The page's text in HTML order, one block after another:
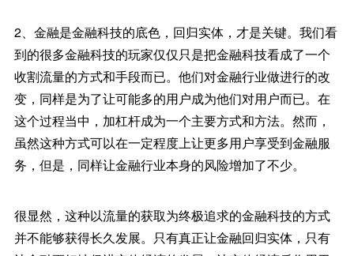
2、金融是金融科技的底色，回归实体，才是关键。我们看
到的很多金融科技的玩家仅仅只是把金融科技看成了一个
收割流量的方式和手段而已。他们对金融行业做进行的改
变，同样是为了让可能多的用户成为他们对用户而已。在
这个过程当中，加杠杆成为一个主要方式和方法。然而，
虽然这种方式可以在一定程度上让更多用户享受到金融服
务，但是，同样让金融行业本身的风险增加了不少。
很显然，这种以流量的获取为终极追求的金融科技的方式
并不能够获得长久发展。只有真正让金融回归实体，只有